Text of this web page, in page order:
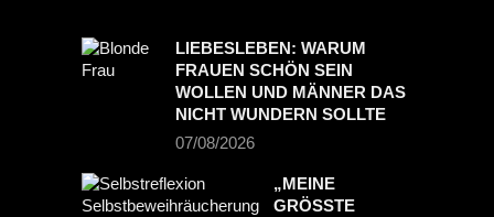
LIEBESLEBEN: WARUM
FRAUEN SCHÖN SEIN
WOLLEN UND MÄNNER DAS
NICHT WUNDERN SOLLTE
07/08/2026
„MEINE
GRÖSSTE S